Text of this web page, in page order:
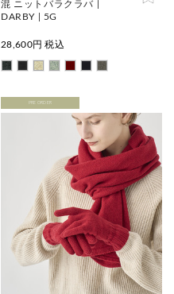
混 ニットバラクラバ |
DARBY | 5G
28,600円 税込
PRE ORDER